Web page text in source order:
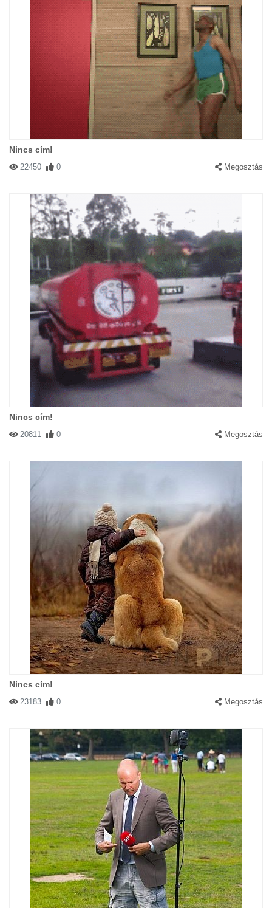
Nincs cím!
22450 0 Megosztás
Nincs cím!
20811 0 Megosztás
Nincs cím!
23183 0 Megosztás